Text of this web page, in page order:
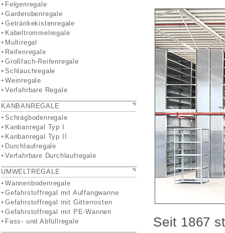
Felgenregale
Garderobenregale
Getränkekistenregale
Kabeltrommelregale
Multiregal
Reifenregale
Großfach-Reifenregale
Schlauchregale
Weinregale
Verfahrbare Regale
KANBANREGALE
Schrägbodenregale
Kanbanregal Typ I
Kanbanregal Typ II
Durchlaufregale
Verfahrbare Durchlaufregale
UMWELTREGALE
Wannenbodenregale
Gefahrstoffregal mit Auffangwanne
Gefahrstoffregal mit Gitterrosten
Gefahrstoffregal mit PE-Wannen
Fass- und Abfüllregale
Seit 1867